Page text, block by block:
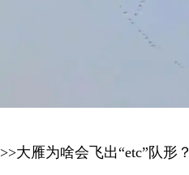
>>大雁为啥会飞出“etc”队形？